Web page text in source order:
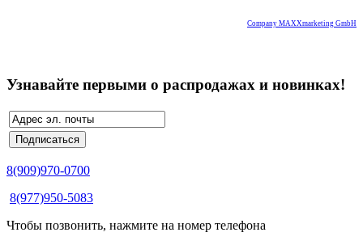
Company MAXXmarketing GmbH
Узнавайте первыми о распродажах и новинках!
8(909)970-0700
8(977)950-5083
Чтобы позвонить, нажмите на номер телефона